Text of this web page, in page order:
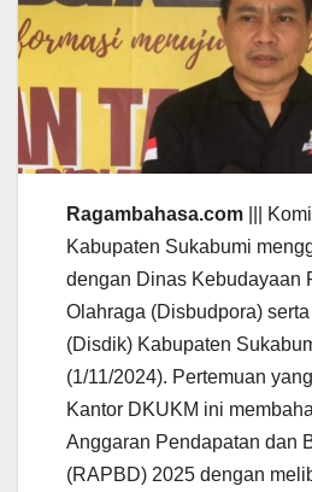
Ragambahasa.com |||
Kabupaten Sukabumi
dengan Dinas Kebudayaan
Olahraga (Disbudpora)
(Disdik) Kabupaten
(1/11/2024). Pertemuan
Kantor DKUKM ini
Anggaran Pendapatan dan
(RAPBD) 2025 dengan